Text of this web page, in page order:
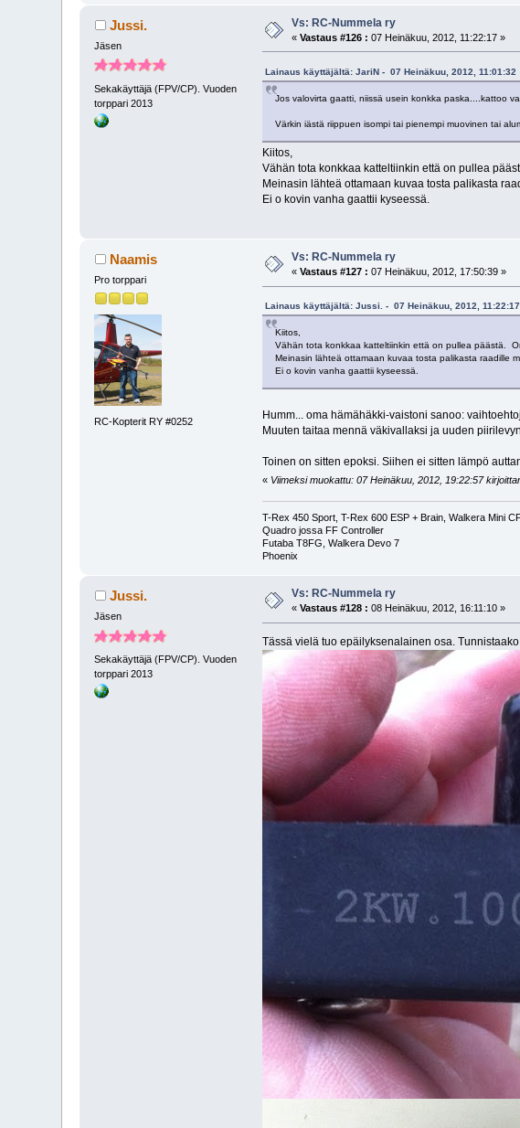
Jussi.
Jäsen
Sekakäyttäjä (FPV/CP). Vuoden
torppari 2013
Vs: RC-Nummela ry
«Vastaus #126 : 07 Heinäkuu, 2012, 11:22:17 »
Lainaus käyttäjältä: JariN - 07 Heinäkuu, 2012, 11:01:32
Jos valovirta gaatti, niissä usein konkka paska....kattoo
Värkin iästä riippuen isompi tai pienempi muovinen tai
Kiitos,
Vähän tota konkkaa katteltiinkin että on pullea
Meinasin lähteä ottamaan kuvaa tosta palikasta
Ei o kovin vanha gaattii kyseessä.
Naamis
Pro torppari
RC-Kopterit RY #0252
Vs: RC-Nummela ry
«Vastaus #127 : 07 Heinäkuu, 2012, 17:50:39 »
Lainaus käyttäjältä: Jussi. - 07 Heinäkuu, 2012, 11:22:17
Kiitos,
Vähän tota konkkaa katteltiinkin että on pullea päästä.
Meinasin lähteä ottamaan kuvaa tosta palikasta raadille
Ei o kovin vanha gaattii kyseessä.
Humm... oma hämähäkki-vaistoni sanoo:
Muuten taitaa mennä väkivallaksi ja uuden
Toinen on sitten epoksi. Siihen ei sitten lämpö
« Viimeksi muokattu: 07 Heinäkuu, 2012, 19:22:57
T-Rex 450 Sport, T-Rex 600 ESP + Brain, Walkera Mini
Quadro jossa FF Controller
Futaba T8FG, Walkera Devo 7
Phoenix
Jussi.
Jäsen
Sekakäyttäjä (FPV/CP). Vuoden
torppari 2013
Vs: RC-Nummela ry
«Vastaus #128 : 08 Heinäkuu, 2012, 16:11:10 »
Tässä vielä tuo epäilyksenalainen osa.